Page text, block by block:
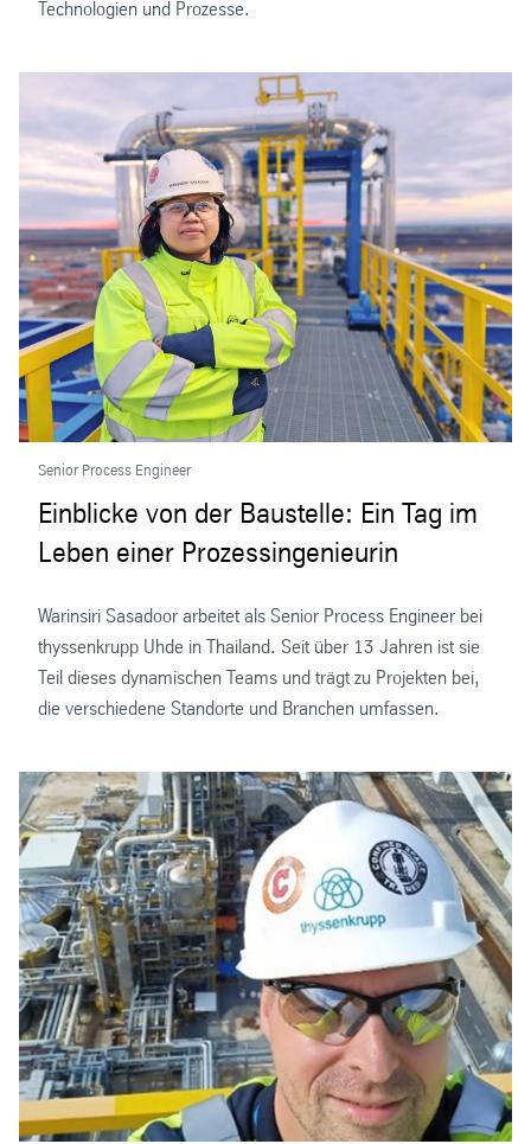
Technologien und Prozesse.
Senior Process Engineer
Einblicke von der Baustelle: Ein Tag im
Leben einer Prozessingenieurin
Warinsiri Sasadoor arbeitet als Senior Process Engineer bei
thyssenkrupp Uhde in Thailand. Seit über 13 Jahren ist sie
Teil dieses dynamischen Teams und trägt zu Projekten bei,
die verschiedene Standorte und Branchen umfassen.